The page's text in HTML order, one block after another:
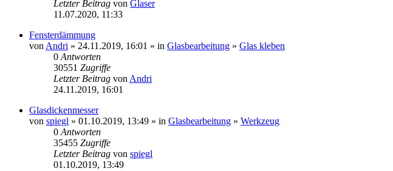
Letzter Beitrag von Glaser
11.07.2020, 11:33
Fensterdämmung
vonAndri » 24.11.2019, 16:01 » in Glasbearbeitung » Glas kleben
0Antworten
30551 Zugriffe
Letzter Beitrag vonAndri
24.11.2019, 16:01
Glasdickenmesser
von spiegl » 01.10.2019, 13:49 » in Glasbearbeitung » Werkzeug
0Antworten
35455 Zugriffe
Letzter Beitrag von spiegl
01.10.2019, 13:49